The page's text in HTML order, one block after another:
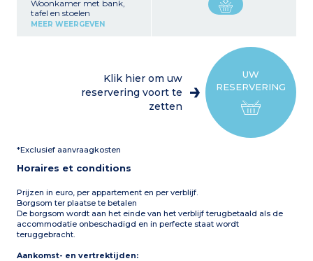
Woonkamer met bank,
tafel en stoelen
Volledig ingerichte
1 slaapkamer met een
tweepersoonsbed (140 cm)
1 slaapkamer met twee
tuinmeubilair en parasol (9
Max. capaciteit 4
MEER WEERGEVEN
UW
RESERVERING
Klik hier om uw
reservering voort te
zetten
*Exclusief aanvraagkosten
Horaires et conditions
Prijzen in euro, per appartement en per verblijf.
Borgsom ter plaatse te betalen
De borgsom wordt aan het einde van het verblijf terugbetaald als de
accommodatie onbeschadigd en in perfecte staat wordt
teruggebracht.
Aankomst- en vertrektijden: